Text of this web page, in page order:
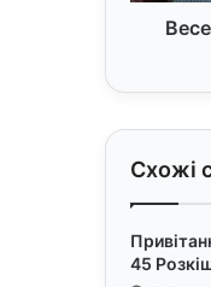
н
я
к
л
Схожі
45